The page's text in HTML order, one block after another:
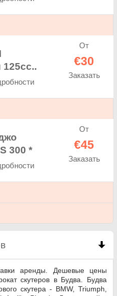
От
€30
Заказать
300 *
От
€45
Заказать
click to collapse contents
аренды. Дешевые цены
скутеров в Будва. Будва
скутера - BMW, Triumph,